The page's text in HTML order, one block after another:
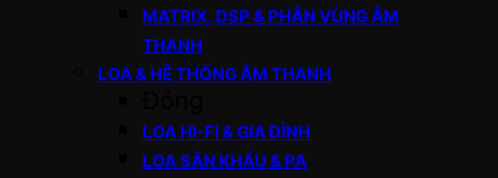
MATRIX, DSP & PHÂN VÙNG ÂM
THANH
LOA & HỆ THỐNG ÂM THANH
LOA HI-FI & GIA ĐÌNH
LOA SÂN KHẤU & PA